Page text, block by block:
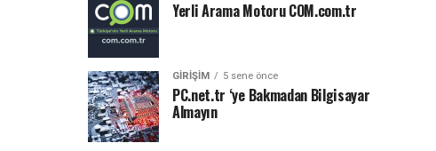
Yerli Arama Motoru COM.com.tr
GIRIŞIM 5 sene önce
PC.net.tr ‘ye Bakmadan Bilgisayar
Almayın